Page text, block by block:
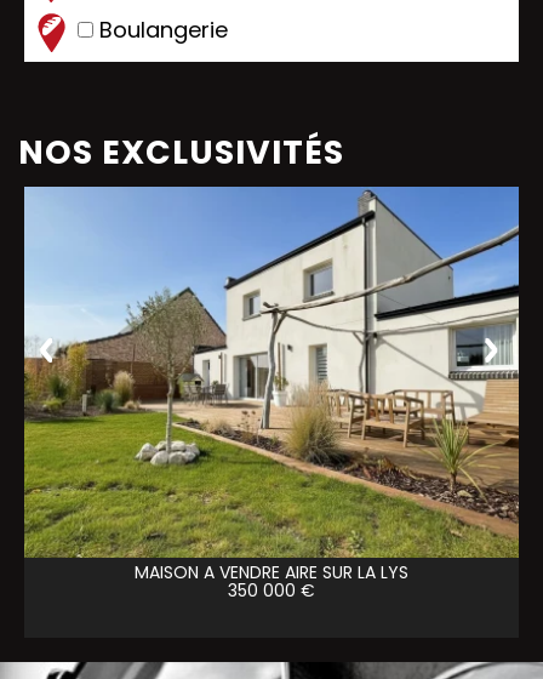
Boulangerie
NOS EXCLUSIVITÉS
MAISON A VENDRE AIRE SUR LA LYS
350 000 €